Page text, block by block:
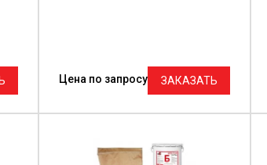
Цена по запросу ЗАКАЗАТЬ